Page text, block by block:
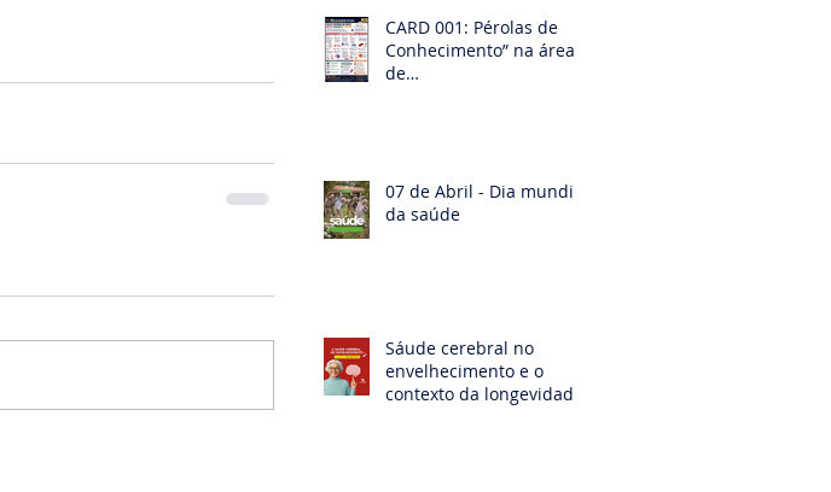
CARD 001: Pérolas de
Conhecimento” na área
de
07 de Abril - Dia mundial
da saúde
Sáude cerebral no
envelhecimento e o
contexto da longevidade